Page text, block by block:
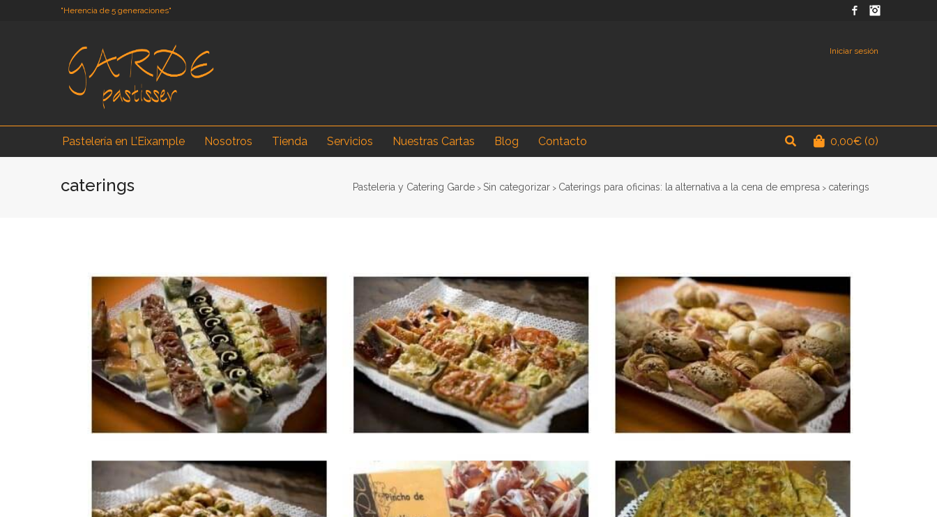
"Herencia de 5 generaciones" Facebook
Iniciar sesión
Pastelería en L’Eixample Nosotros Tienda Servicios Nuestras Cartas Blog Contacto 0,00€ (0)
caterings Pasteleria y Catering Garde > Sin categorizar > Caterings para oficinas: la alternativa a la cena de empresa > caterings